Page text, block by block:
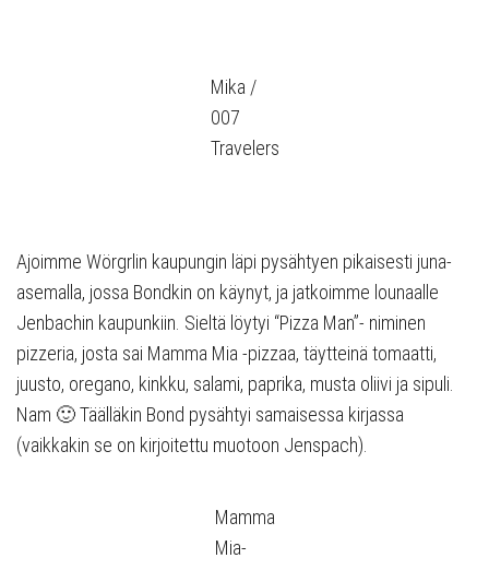
Mika /
007
Travelers
Ajoimme Wörgrlin kaupungin läpi pysähtyen pikaisesti juna-
asemalla, jossa Bondkin on käynyt, ja jatkoimme lounaalle
Jenbachin kaupunkiin. Sieltä löytyi “Pizza Man”- niminen
pizzeria, josta sai Mamma Mia -pizzaa, täytteinä tomaatti,
juusto, oregano, kinkku, salami, paprika, musta oliivi ja sipuli.
Nam 🙂 Täälläkin Bond pysähtyi samaisessa kirjassa
(vaikkakin se on kirjoitettu muotoon Jenspach).
Mamma
Mia-